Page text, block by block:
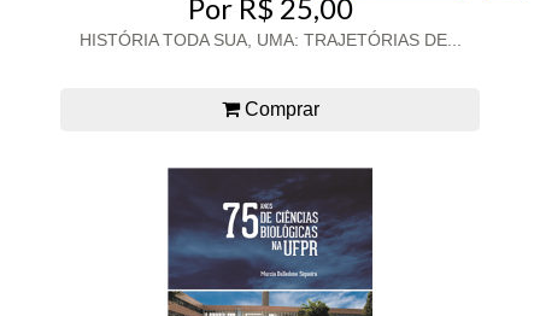
Por R$ 25,00
HISTÓRIA TODA SUA, UMA: TRAJETÓRIAS DE...
Comprar